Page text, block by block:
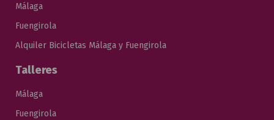
Málaga
Fuengirola
Alquiler Bicicletas Málaga y Fuengirola
Talleres
Málaga
Fuengirola